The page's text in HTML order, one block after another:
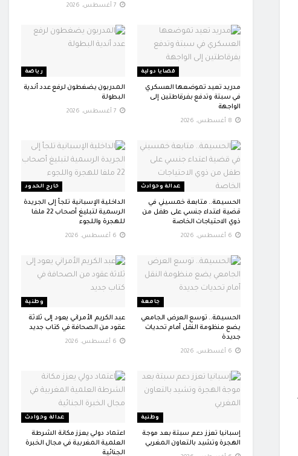
قضايا دولية
مدريد تعيد تموضعها العسكري
في سبتة وتدفع بفرقاطتين إلى
الواجهة
رياضة
المدربون يضغطون لرفع عدد أندية
البطولة
عدالة وحوادث
الحسيمة.. متابعة خمسيني في
قضية اعتداء جنسي على طفل من
ذوي الاحتياجات الخاصة
خارج الحدود
الداخلية الإسبانية تلجأ إلى الجريدة
الرسمية لتبليغ أصحاب 22 ملفا
للهجرة واللجوء
جامعة
الحسيمة.. توسع العرض الجامعي
يضع منظومة النقل أمام تحديات
جديدة
وطنية
عبد الكريم الأمراني يعود إلى ثلاثة
عقود من الصحافة في كتاب جديد
وطنية
إسبانيا تعزز دعم سبتة بعد موجة
الهجرة وتشيد بالتعاون المغربي
عدالة وحوادث
اعتماد دولي يعزز مكانة الشرطة
العلمية المغربية في مجال الخبرة
الجنائية